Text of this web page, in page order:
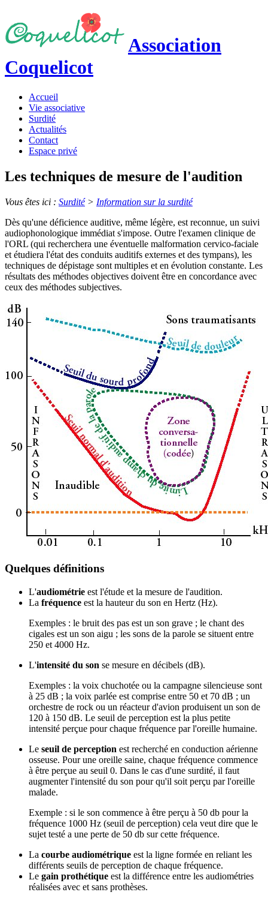
Association
Coquelicot
Accueil
Vie associative
Surdité
Actualités
Contact
Espace privé
Les techniques de mesure de l'audition
Vous êtes ici : Surdité> Information sur la surdité
Dès qu'une déficience auditive, même légère, est reconnue, un suivi
audiophonologique immédiat s'impose. Outre l'examen clinique de
l'ORL (qui recherchera une éventuelle malformation cervico-faciale
et étudiera l'état des conduits auditifs externes et des tympans), les
techniques de dépistage sont multiples et en évolution constante. Les
résultats des méthodes objectives doivent être en concordance avec
ceux des méthodes subjectives.
Quelques définitions
L'audiométrie est l'étude et la mesure de l'audition.
La fréquence est la hauteur du son en Hertz (Hz).
Exemples : le bruit des pas est un son grave ; le chant des
cigales est un son aigu ; les sons de la parole se situent entre
250 et 4000 Hz.
L'intensité du son se mesure en décibels (dB).
Exemples : la voix chuchotée ou la campagne silencieuse sont
à 25 dB ; la voix parlée est comprise entre 50 et 70 dB ; un
orchestre de rock ou un réacteur d'avion produisent un son de
120 à 150 dB. Le seuil de perception est la plus petite
intensité perçue pour chaque fréquence par l'oreille humaine.
Le seuil de perception est recherché en conduction aérienne
osseuse. Pour une oreille saine, chaque fréquence commence
à être perçue au seuil 0. Dans le cas d'une surdité, il faut
augmenter l'intensité du son pour qu'il soit perçu par l'oreille
malade.
Exemple : si le son commence à être perçu à 50 db pour la
fréquence 1000 Hz (seuil de perception) cela veut dire que le
sujet testé a une perte de 50 db sur cette fréquence.
La courbe audiométrique est la ligne formée en reliant les
différents seuils de perception de chaque fréquence.
Le gain prothétique est la différence entre les audiométries
réalisées avec et sans prothèses.